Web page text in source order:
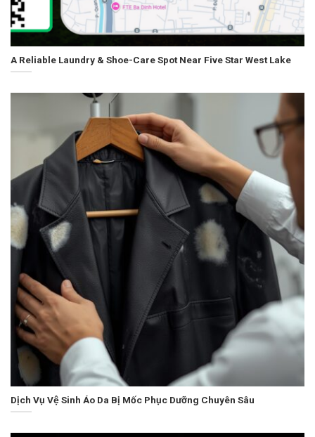
A Reliable Laundry & Shoe-Care Spot Near Five Star West Lake
Dịch Vụ Vệ Sinh Áo Da Bị Mốc Phục Dưỡng Chuyên Sâu